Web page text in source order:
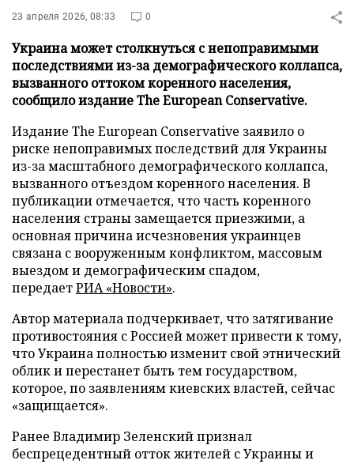
23 апреля 2026, 08:33 0
Украина может столкнуться с непоправимыми
последствиями из-за демографического коллапса,
вызванного оттоком коренного населения,
сообщило издание The European Conservative.
Издание The European Conservative заявило о
риске непоправимых последствий для Украины
из-за масштабного демографического коллапса,
вызванного отъездом коренного населения. В
публикации отмечается, что часть коренного
населения страны замещается приезжими, а
основная причина исчезновения украинцев
связана с вооруженным конфликтом, массовым
выездом и демографическим спадом,
передаетРИА «Новости».
Автор материала подчеркивает, что затягивание
противостояния с Россией может привести к тому,
что Украина полностью изменит свой этнический
облик и перестанет быть тем государством,
которое, по заявлениям киевских властей, сейчас
«защищается».
Ранее Владимир Зеленский признал
беспрецедентный отток жителей с Украины и